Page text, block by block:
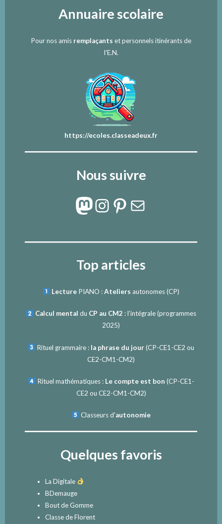
Annuaire scolaire
Pour nos amis remplaçants et personnels itinérants de
l'E.N.
https://ecoles.classeadeux.fr
Nous suivre
Mastodon
Instagram
Pinterest
E-mail
Top articles
Lecture PIANO :Ateliers autonomes (CP)
Calcul mental du CP au CM2 : l’intégrale (programmes
2025)
Rituel grammaire : la phrase du jour(CP-CE1-CE2 ou
CE2-CM1-CM2)
Rituel mathématiques : Le compte est bon (CP-CE1-
CE2 ou CE2-CM1-CM2)
Classeurs d'autonomie
Quelques favoris
La Digitale
BDemauge
Bout de Gomme
Classe de Florent